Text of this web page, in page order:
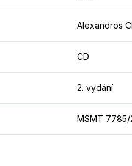
Alexandros
CD
2. vydání
MSMT 7785/